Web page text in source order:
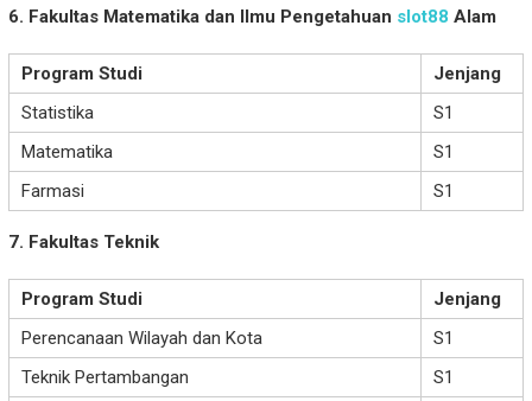
6. Fakultas Matematika dan Ilmu Pengetahuan slot88 Alam
Program Studi
Jenjang
Statistika
S1
Matematika
S1
Farmasi
S1
7. Fakultas Teknik
Program Studi
Jenjang
Perencanaan Wilayah dan Kota
S1
Teknik Pertambangan
S1